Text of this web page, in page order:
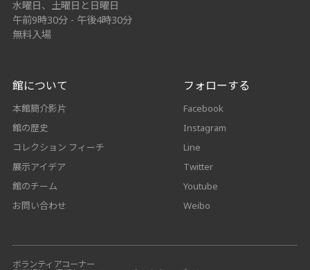
水曜日、土曜日と日曜日
午前9時30分 - 午後4時30分
無料入場
館について
本館簡介影片
館の歴史
コレクション フィーチ
展示アイデア
館のチーム
お問い合わせ
フォローする
Facebook
Instagram
Line
Twitter
Youtube
Weibo
ボランティアコーナー